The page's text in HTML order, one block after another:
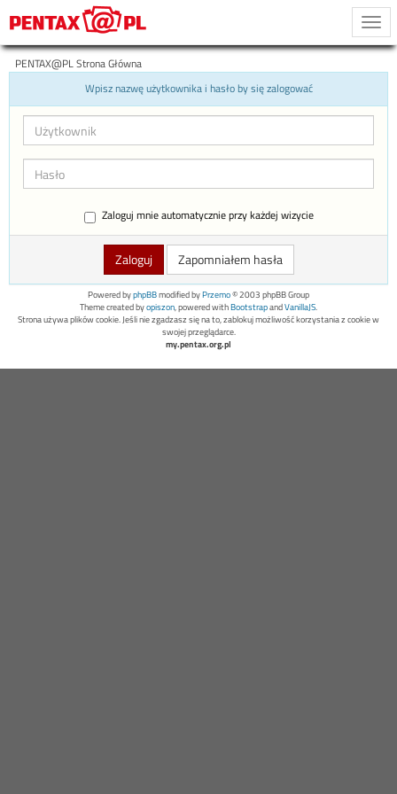
PENTAX@PL Strona Główna
Wpisz nazwę użytkownika i hasło by się zalogować
Zaloguj mnie automatycznie przy każdej wizycie
Zapomniałem hasła
Powered byphpBBmodified byPrzemo© 2003 phpBB Group
Theme created byopiszon, powered withBootstrapandVanillaJS.
Strona używa plików cookie. Jeśli nie zgadzasz się na to, zablokuj możliwość korzystania z cookie w
swojej przeglądarce.
my.pentax.org.pl